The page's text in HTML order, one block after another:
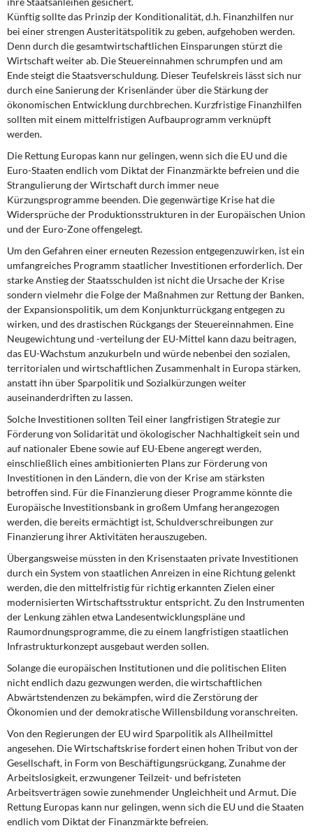
Künftig sollte das Prinzip der Konditionalität, d.h. Finanzhilfen nur
bei einer strengen Austeritätspolitik zu geben, aufgehoben werden.
Denn durch die gesamtwirtschaftlichen Einsparungen stürzt die
Wirtschaft weiter ab. Die Steuereinnahmen schrumpfen und am
Ende steigt die Staatsverschuldung. Dieser Teufelskreis lässt sich nur
durch eine Sanierung der Krisenländer über die Stärkung der
ökonomischen Entwicklung durchbrechen. Kurzfristige Finanzhilfen
sollten mit einem mittelfristigen Aufbauprogramm verknüpft
werden.
Die Rettung Europas kann nur gelingen, wenn sich die EU und die
Euro-Staaten endlich vom Diktat der Finanzmärkte befreien und die
Strangulierung der Wirtschaft durch immer neue
Kürzungsprogramme beenden. Die gegenwärtige Krise hat die
Widersprüche der Produktionsstrukturen in der Europäischen Union
und der Euro-Zone offengelegt.
Um den Gefahren einer erneuten Rezession entgegenzuwirken, ist ein
umfangreiches Programm staatlicher Investitionen erforderlich. Der
starke Anstieg der Staatsschulden ist nicht die Ursache der Krise
sondern vielmehr die Folge der Maßnahmen zur Rettung der Banken,
der Expansionspolitik, um dem Konjunkturrückgang entgegen zu
wirken, und des drastischen Rückgangs der Steuereinnahmen. Eine
Neugewichtung und -verteilung der EU-Mittel kann dazu beitragen,
das EU-Wachstum anzukurbeln und würde nebenbei den sozialen,
territorialen und wirtschaftlichen Zusammenhalt in Europa stärken,
anstatt ihn über Sparpolitik und Sozialkürzungen weiter
auseinanderdriften zu lassen.
Solche Investitionen sollten Teil einer langfristigen Strategie zur
Förderung von Solidarität und ökologischer Nachhaltigkeit sein und
auf nationaler Ebene sowie auf EU-Ebene angeregt werden,
einschließlich eines ambitionierten Plans zur Förderung von
Investitionen in den Ländern, die von der Krise am stärksten
betroffen sind. Für die Finanzierung dieser Programme könnte die
Europäische Investitionsbank in großem Umfang herangezogen
werden, die bereits ermächtigt ist, Schuldverschreibungen zur
Finanzierung ihrer Aktivitäten herauszugeben.
Übergangsweise müssten in den Krisenstaaten private Investitionen
durch ein System von staatlichen Anreizen in eine Richtung gelenkt
werden, die den mittelfristig für richtig erkannten Zielen einer
modernisierten Wirtschaftsstruktur entspricht. Zu den Instrumenten
der Lenkung zählen etwa Landesentwicklungspläne und
Raumordnungsprogramme, die zu einem langfristigen staatlichen
Infrastrukturkonzept ausgebaut werden sollen.
Solange die europäischen Institutionen und die politischen Eliten
nicht endlich dazu gezwungen werden, die wirtschaftlichen
Abwärtstendenzen zu bekämpfen, wird die Zerstörung der
Ökonomien und der demokratische Willensbildung voranschreiten.
Von den Regierungen der EU wird Sparpolitik als Allheilmittel
angesehen. Die Wirtschaftskrise fordert einen hohen Tribut von der
Gesellschaft, in Form von Beschäftigungsrückgang, Zunahme der
Arbeitslosigkeit, erzwungener Teilzeit- und befristeten
Arbeitsverträgen sowie zunehmender Ungleichheit und Armut. Die
Rettung Europas kann nur gelingen, wenn sich die EU und die Staaten
endlich vom Diktat der Finanzmärkte befreien.